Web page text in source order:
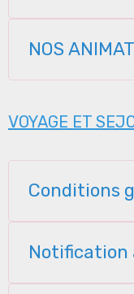
NOS
VOYAGE ET
Conditions
Notification